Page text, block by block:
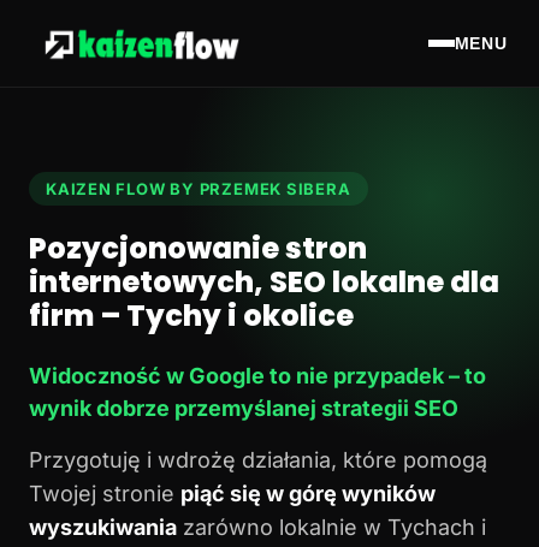
MENU
KAIZEN FLOW BY PRZEMEK SIBERA
Pozycjonowanie stron
internetowych, SEO lokalne dla
firm – Tychy i okolice
Widoczność w Google to nie przypadek – to
wynik dobrze przemyślanej strategii SEO
Przygotuję i wdrożę działania, które pomogą
Twojej stronie piąć się w górę wyników
wyszukiwania zarówno lokalnie w Tychach i